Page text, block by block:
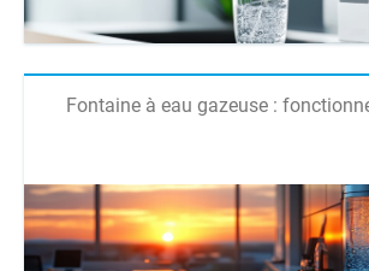
Fontaine à eau gazeuse :